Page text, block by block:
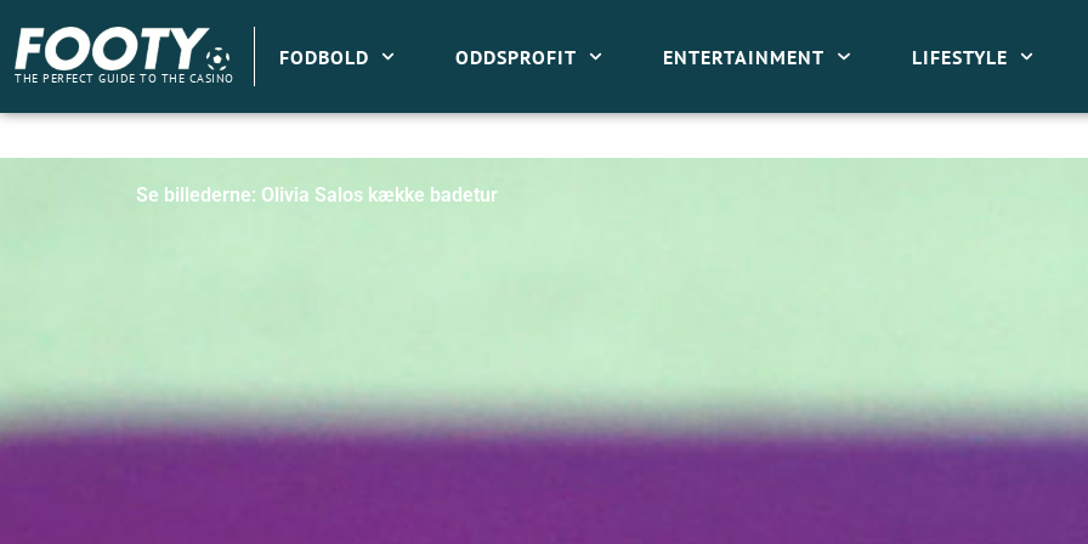
indholdet
THE PERFECT GUIDE TO THE CASINO
FODBOLD ODDSPROFIT ENTERTAINMENT LIFESTYLE
Se billederne: Olivia Salos kække badetur